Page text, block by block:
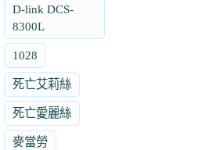
D-link DCS-
8300L
1028
死亡艾莉絲
死亡愛麗絲
麥當勞